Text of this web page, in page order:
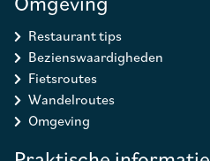
Omgeving
Restaurant tips
Bezienswaardigheden
Fietsroutes
Wandelroutes
Omgeving